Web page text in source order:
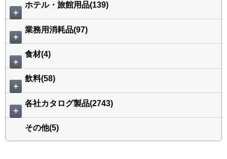
＋
ホテル・旅館用品(139)
＋
業務用消耗品(97)
＋
食材(4)
＋
飲料(58)
＋
各社カタログ製品(2743)
その他(5)